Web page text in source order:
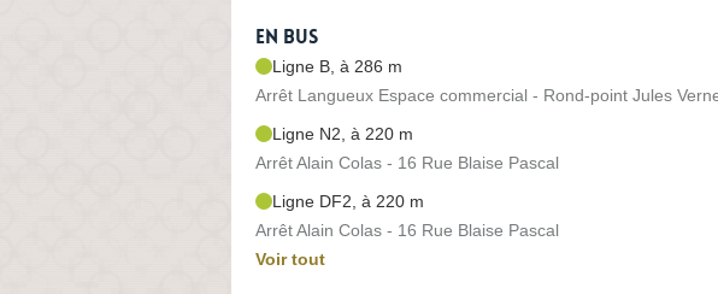
En bus
Ligne B, à 286 m
Arrêt Langueux Espace commercial - Rond-point Jules
Ligne N2, à 220 m
Arrêt Alain Colas - 16 Rue Blaise Pascal
Ligne DF2, à 220 m
Arrêt Alain Colas - 16 Rue Blaise Pascal
Voir tout